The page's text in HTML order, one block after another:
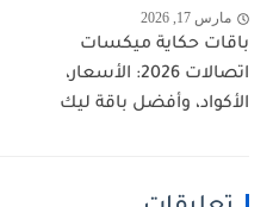
مارس 17, 2026
باقات حكاية ميكسات
اتصالات 2026: الأسعار،
الأكواد، وأفضل باقة ليك